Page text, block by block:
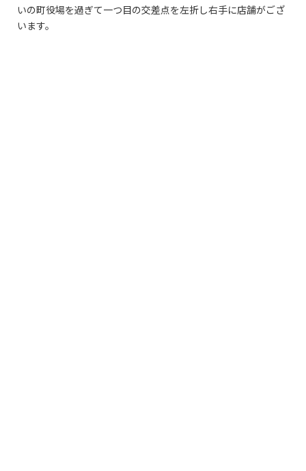
いの町役場を過ぎて一つ目の交差点を左折し右手に店舗がござ
います。